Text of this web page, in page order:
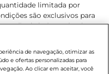
limitada por
são exclusivos para
o dia de hoje, podendo
Proibida a venda
(Estatuto da Criança e do
exclusivos para o
de navegação, otimizar as
e ofertas personalizadas para
Ao clicar em aceitar, você